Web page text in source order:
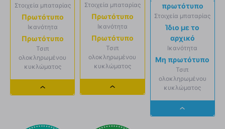
Στοιχεία μπαταρίας
Πρωτότυπο
Ικανότητα
Πρωτότυπο
Τσιπ
ολοκληρωμένου
κυκλώματος
Dropdown
Στοιχεία μπαταρίας
Πρωτότυπο
Ικανότητα
Πρωτότυπο
Τσιπ
ολοκληρωμένου
κυκλώματος
Dropdown
πρωτότυπο
Στοιχεία μπαταρίας
Ίδιο με το
αρχικό
Ικανότητα
Μη πρωτότυπο
Τσιπ
ολοκληρωμένου
κυκλώματος
Dropdown